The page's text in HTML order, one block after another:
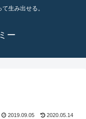
生み出せる。
ー
2019.09.05 2020.05.14